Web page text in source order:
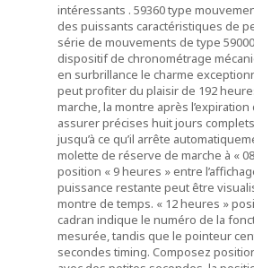
intéressants . 59360 type
des puissants caractéristiques de
série de mouvements de type
dispositif de chronométrage
en surbrillance le charme
peut profiter du plaisir de 192
marche, la montre après
assurer précises huit jours
jusqu’à ce qu’il arrête
molette de réserve de marche à «
position « 9 heures » entre
puissance restante peut être
montre de temps. « 12 heures »
cadran indique le numéro de la
mesurée, tandis que le pointeur
secondes timing. Composez